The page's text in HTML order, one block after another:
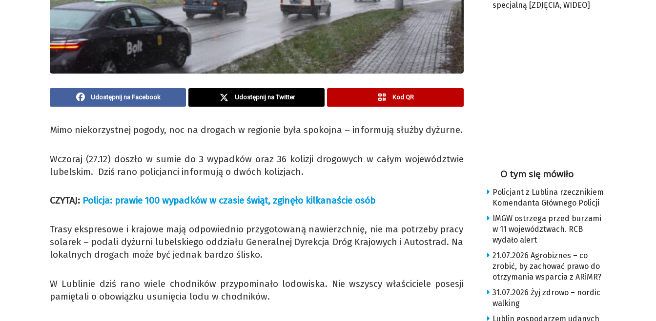
Udostępnij na Facebook Udostępnij na Twitter Kod QR
Mimo niekorzystnej pogody, noc na drogach w regionie była spokojna – informują służby dyżurne.
Wczoraj (27.12) doszło w sumie do 3 wypadków oraz 36 kolizji drogowych w całym województwie
lubelskim. Dziś rano policjanci informują o dwóch kolizjach.
CZYTAJ: Policja: prawie 100 wypadków w czasie świąt, zginęło kilkanaście osób
Trasy ekspresowe i krajowe mają odpowiednio przygotowaną nawierzchnię, nie ma potrzeby pracy
solarek – podali dyżurni lubelskiego oddziału Generalnej Dyrekcja Dróg Krajowych i Autostrad. Na
lokalnych drogach może być jednak bardzo ślisko.
W Lublinie dziś rano wiele chodników przypominało lodowiska. Nie wszyscy właściciele posesji
pamiętali o obowiązku usunięcia lodu w chodników.
specjalną [ZDJĘCIA, WIDEO]
O tym się mówiło
Policjant z Lublina rzecznikiem
Komendanta Głównego Policji
IMGW ostrzega przed burzami
w 11 województwach. RCB
wydało alert
21.07.2026 Agrobiznes – co
zrobić, by zachować prawo do
otrzymania wsparcia z ARiMR?
31.07.2026 Żyj zdrowo – nordic
walking
Lublin gospodarzem udanych